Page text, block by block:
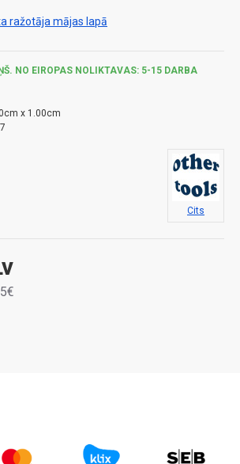
ražotāja mājas lapā
NO EIROPAS NOLIKTAVAS: 5-15 DARBA
x 1.00cm
Cits